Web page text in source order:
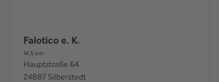
Falotico e. K.
14.5 km
Hauptstraße 64
24887 Silberstedt